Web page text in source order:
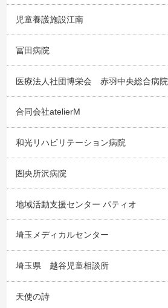
児童養護施設江南
冨田病院
医療法人社団博栄会 赤羽中央総合病院
合同会社atelierM
和光リハビリテーション病院
圏央所沢病院
地域活動支援センター パティオ
埼玉メディカルセンター
埼玉県 越谷児童相談所
天使の詩